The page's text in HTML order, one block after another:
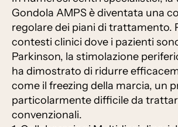
Gondola AMPS è diventata una
regolare dei piani di trattamento.
contesti clinici dove i pazienti
Parkinson, la stimolazione
ha dimostrato di ridurre
come il freezing della marcia, un
particolarmente difficile da
convenzionali.